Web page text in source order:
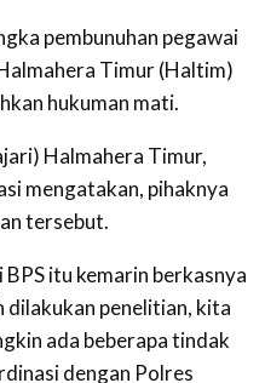
pembunuhan pegawai
Timur (Haltim)
hukuman mati.
Halmahera Timur,
mengatakan, pihaknya
tersebut.
BPS itu kemarin berkasnya
dilakukan penelitian, kita
ada beberapa tindak
dengan Polres